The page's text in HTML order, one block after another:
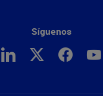
Síguenos